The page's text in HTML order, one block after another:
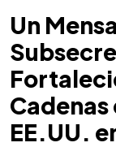
Un
EE.UU.